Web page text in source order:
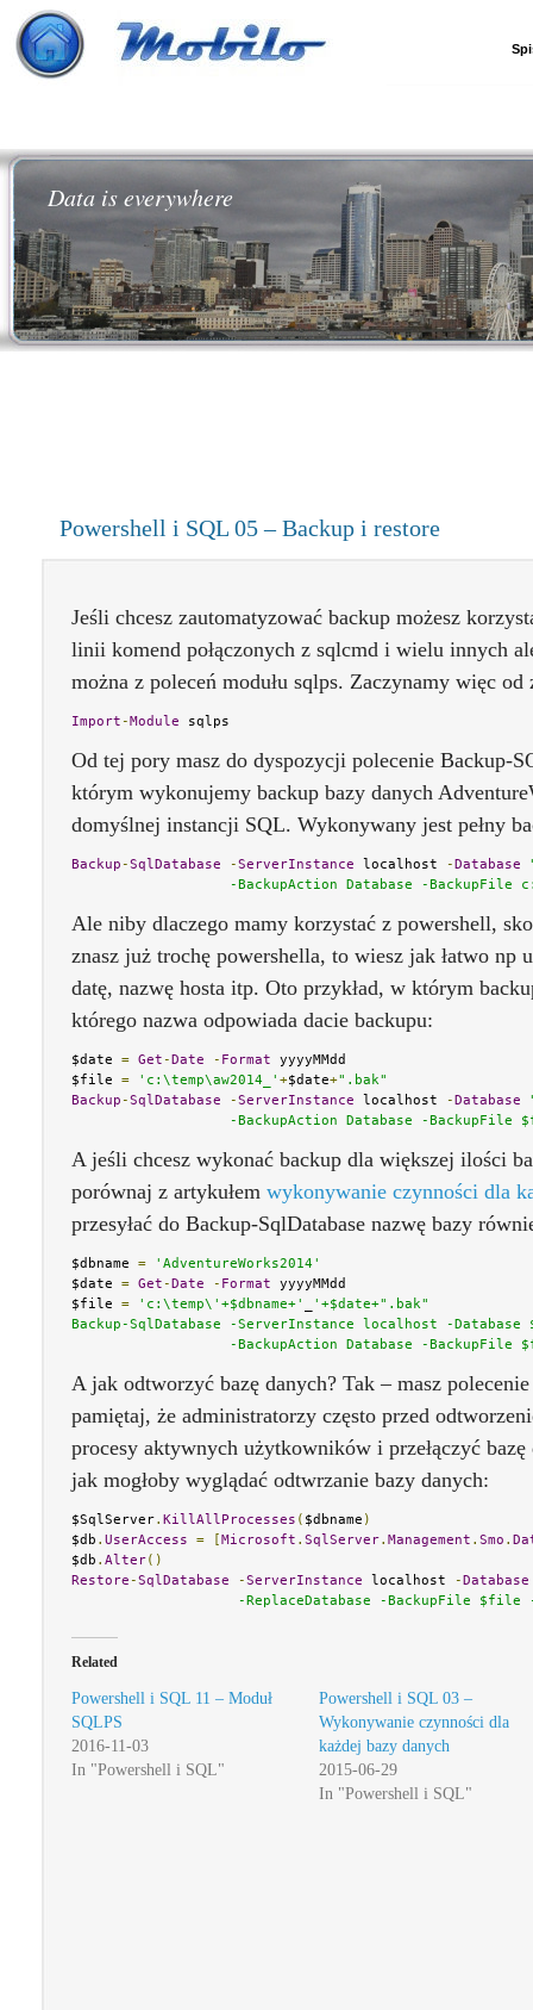
Data is everywhere
Powershell i SQL 05 – Backup i restore
Jeśli chcesz zautomatyzować backup możesz
linii komend połączonych z sqlcmd i wielu innych
można z poleceń modułu sqlps. Zaczynamy więc od
Import-Module sqlps
Od tej pory masz do dyspozycji polecenie Backup-
którym wykonujemy backup bazy danych
domyślnej instancji SQL. Wykonywany jest pełny
Backup-SqlDatabase -ServerInstance localhost -Database
-BackupAction Database -BackupFile
Ale niby dlaczego mamy korzystać z powershell,
znasz już trochę powershella, to wiesz jak łatwo np
datę, nazwę hosta itp. Oto przykład, w którym
którego nazwa odpowiada dacie backupu:
$date = Get-Date - Format yyyyMMdd
$file = 'c:\temp\aw2014_' +$date+".bak"
Backup-SqlDatabase -ServerInstance localhost -Database
-BackupAction Database -BackupFile
A jeśli chcesz wykonać backup dla większej ilości
porównaj z artykułem wykonywanie czynności dla
przesyłać do Backup-SqlDatabase nazwę bazy
$dbname =
'AdventureWorks2014'
$date = Get-Date - Format yyyyMMdd
$file = 'c:\temp\'+$dbname+'
'+$date+".bak"
Backup-SqlDatabase -ServerInstance localhost -Database
-BackupAction Database -BackupFile
A jak odtworzyć bazę danych? Tak – masz
pamiętaj, że administratorzy często przed
procesy aktywnych użytkowników i przełączyć
jak mogłoby wyglądać odtwrzanie bazy danych:
$SqlServer. KillAllProcesses ( $dbname )
$db . UserAccess = [Microsoft . SqlServer. Management . Smo .
$db . Alter()
Restore-SqlDatabase -ServerInstance localhost -Database
-ReplaceDatabase -BackupFile $file
Related
Powershell i SQL 11 – Moduł
SQLPS
2016-11-03
In "Powershell i SQL"
Powershell i SQL 03 –
Wykonywanie czynności dla
każdej bazy danych
2015-06-29
In "Powershell i SQL"